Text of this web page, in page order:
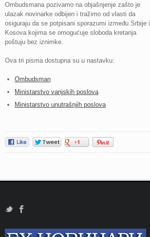
Ombudsmana pozivamo na objašnjenje zašto je
ulazak novinarke odbijen i tražimo od vlasti da
osiguraju da se potpisani sporazumi između Srbije i
Kosova kojima se omogućuje sloboda kretanja
poštuju bez iznimke.
Ova tri pisma dostupna su u nastavku:
Ombudsman
Ministarstvo vanjskih poslova
Ministarstvo unutrašnjih poslova